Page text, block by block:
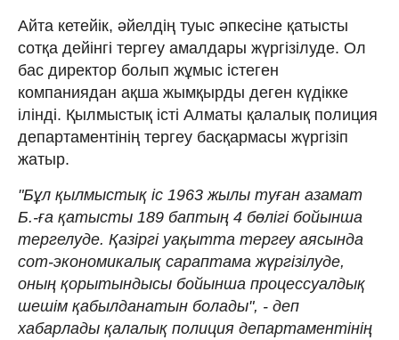
Айта кетейік, әйелдің туыс әпкесіне қатысты
сотқа дейінгі тергеу амалдары жүргізілуде. Ол
бас директор болып жұмыс істеген
компаниядан ақша жымқырды деген күдікке
ілінді. Қылмыстық істі Алматы қалалық полиция
департаментінің тергеу басқармасы жүргізіп
жатыр.
"Бұл қылмыстық іс 1963 жылы туған азамат
Б.-ға қатысты 189 баптың 4 бөлігі бойынша
тергелуде. Қазіргі уақытта тергеу аясында
сот-экономикалық сараптама жүргізілуде,
оның қорытындысы бойынша процессуалдық
шешім қабылданатын болады", - деп
хабарлады қалалық полиция департаментінің